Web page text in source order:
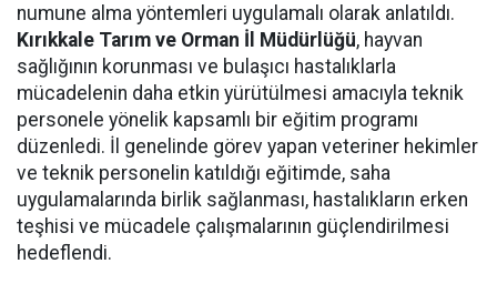
numune alma yöntemleri uygulamalı olarak anlatıldı.
Kırıkkale Tarım ve Orman İl Müdürlüğü, hayvan
sağlığının korunması ve bulaşıcı hastalıklarla
mücadelenin daha etkin yürütülmesi amacıyla teknik
personele yönelik kapsamlı bir eğitim programı
düzenledi. İl genelinde görev yapan veteriner hekimler
ve teknik personelin katıldığı eğitimde, saha
uygulamalarında birlik sağlanması, hastalıkların erken
teşhisi ve mücadele çalışmalarının güçlendirilmesi
hedeflendi.